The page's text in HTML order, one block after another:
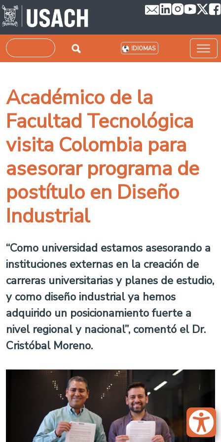
Pasar al contenido principal
Buscar IDIOMAS
Académico de la
Facultad Tecnológica
visita Colombia para
asesorar programa de
postítulo en Diseño
Industrial
“Como universidad estamos asesorando a
instituciones externas en la creación de
carreras universitarias y planes de estudio,
y como diseño industrial ya hemos
adquirido un posicionamiento fuerte a
nivel regional y nacional”, comentó el Dr.
Cristóbal Moreno.